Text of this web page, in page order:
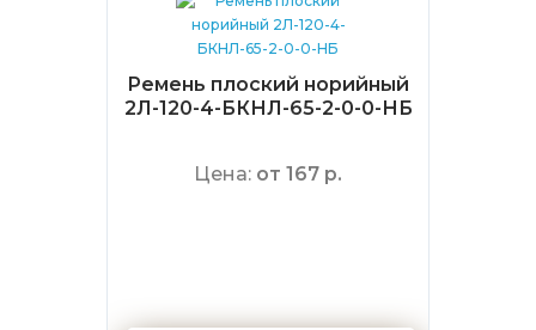
Ремень плоский норийный
2Л-120-4-БКНЛ-65-2-0-0-НБ
Цена: от 167 р.